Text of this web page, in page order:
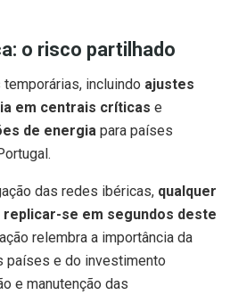
o risco partilhado
temporárias, incluindo ajustes
em centrais críticas e
de energia para países
das redes ibéricas, qualquer
replicar-se em segundos deste
relembra a importância da
países e do investimento
e manutenção das